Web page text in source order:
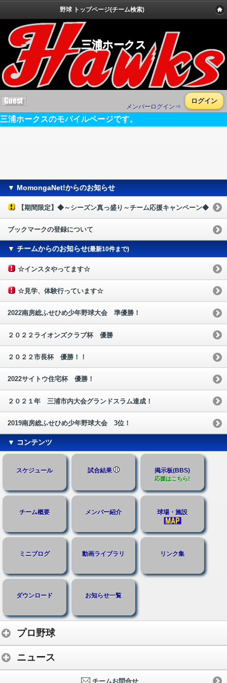
野球 トップページ(チーム検索)
三浦ホークス
メンバーログイン⇒
ログイン
三浦ホークスのモバイルページです。
▼ MomongaNet!からのお知らせ
【期間限定】◆～シーズン真っ盛り～チーム応援キャンペーン◆
ブックマークの登録について
▼ チームからのお知らせ(最新10件まで)
☆インスタやってます☆
☆見学、体験行っています☆
2022南房総ふせひめ少年野球大会 準優勝！
２０２２ライオンズクラブ杯 優勝
２０２２市長杯 優勝！！
2022サイトウ住宅杯 優勝！
２０２１年 三浦市内大会グランドスラム達成！
2019南房総ふせひめ少年野球大会 3位！
▼ コンテンツ
スケジュール 試合結果 掲示板(BBS)
応援はこちら!
チーム概要 メンバー紹介 球場・施設
ミニブログ 動画ライブラリ リンク集
ダウンロード お知らせ一覧
プロ野球
ニュース
チームお問合せ